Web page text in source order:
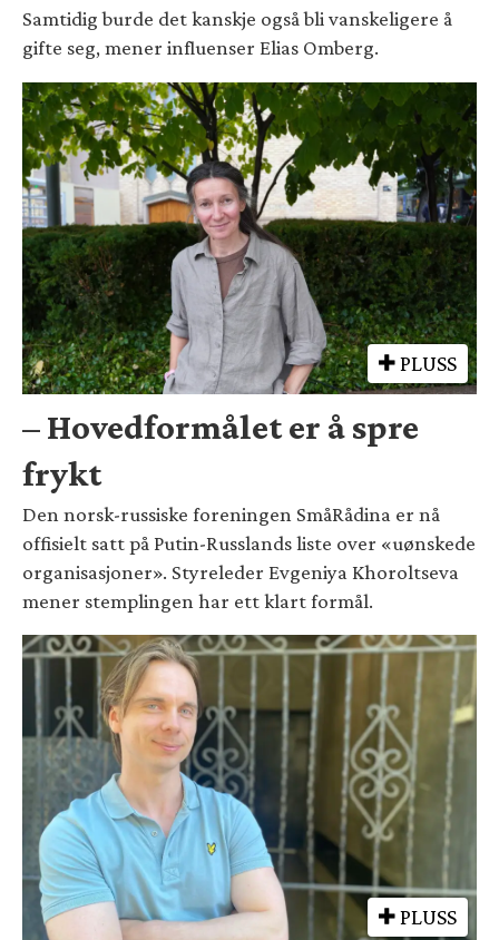
Samtidig burde det kanskje også bli vanskeligere å
gifte seg, mener influenser Elias Omberg.
PLUSS
– Hovedformålet er å spre
frykt
Den norsk-russiske foreningen SmåRådina er nå
offisielt satt på Putin-Russlands liste over «uønskede
organisasjoner». Styreleder Evgeniya Khoroltseva
mener stemplingen har ett klart formål.
PLUSS